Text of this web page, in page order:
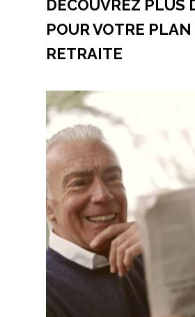
DÉCOUVREZ PLUS
POUR VOTRE PLAN
RETRAITE